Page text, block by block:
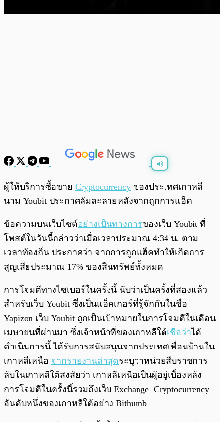
พร้อมเล่น
ผู้ให้บริการซื้อขาย Cryptocurrency ของประเทศเกาหลี
นาม Youbit ประกาศล้มละลายหลังจากถูกการแฮ็ค
ข้อความบนเว็บไซต์อย่างเป็นทางการของเว็บ Youbit ที่
โพสต์ในวันนี้กล่าวว่าเมื่อเวลาประมาณ 4:34 น. ตาม
เวลาท้องถิ่น ประกาศว่า จากการถูกแฮ็คทำให้เกิดการ
สูญเสียประมาณ 17% ของสินทรัพย์ทั้งหมด
การโจมตีทางไซเบอร์ในครั้งนี้ นับว่าเป็นครั้งที่สองแล้ว
สำหรับเว็บ Youbit ซึ่งเป็นแฮ็คเกอร์ที่รู้จักกันในชื่อ
Yapizon เว็บ Youbit ถูกเป็นเป้าหมายในการโจมตีในเดือน
เมษายนที่ผ่านมา ซึ่งเจ้าหน้าที่ของเกาหลีใต้เชื่อว่าได้
ดำเนินการนี้ ได้รับการสนับสนุนจากประเทศเพื่อนบ้านใน
เกาหลีเหนือ จากรายงานล่าสุดระบุว่าหน่วยสืบราชการ
ลับในเกาหลีใต้สงสัยว่า เกาหลีเหนือเป็นผู้อยู่เบื้องหลัง
การโจมตีในครั้งนี้รวมถึงเว็บ Exchange Cryptocurrency
อันดับหนึ่งของเกาหลีใต้อย่าง Bithumb